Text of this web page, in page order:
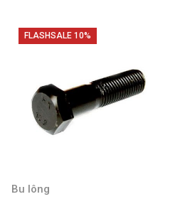
FLASHSALE 10%
Bu lông